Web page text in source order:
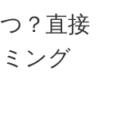
？直接
ング